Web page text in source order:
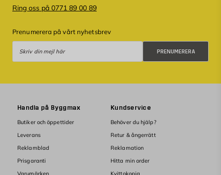
Ring oss på 0771 89 00 89
Prenumerera på vårt nyhetsbrev
PRENUMERERA
Handla på Byggmax
Butiker och öppettider
Leverans
Reklamblad
Prisgaranti
Varumärken
Kundservice
Behöver du hjälp?
Retur & ångerrätt
Reklamation
Hitta min order
Kvittokopia